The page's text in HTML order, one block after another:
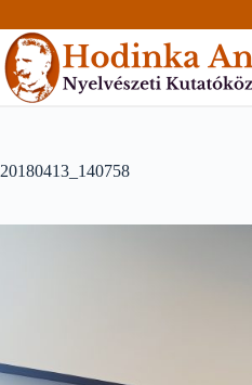
to
content
20180413_140758